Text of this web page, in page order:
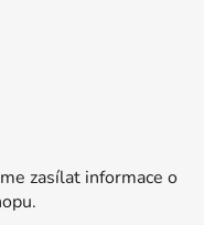
zasílat informace o